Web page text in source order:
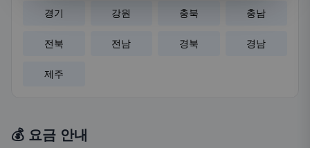
경기 강원 충북 충남
전북 전남 경북 경남
제주
💰 요금 안내